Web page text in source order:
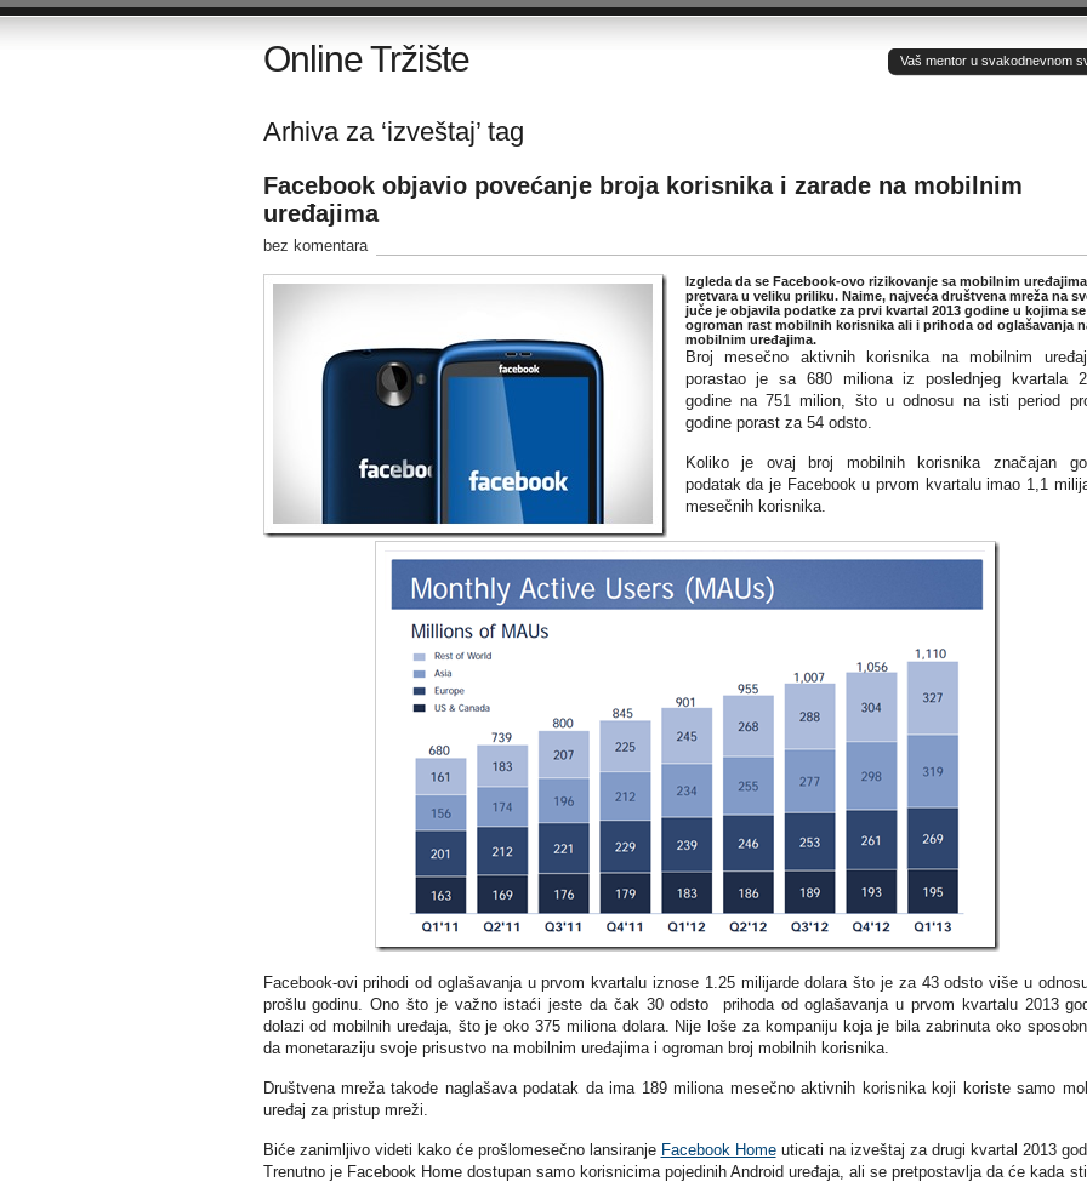
Online Tržište Vaš mentor u svakodnevnom
Arhiva za ‘izveštaj’ tag
Facebook objavio povećanje broja korisnika i zarade na mobilnim
uređajima
bez komentara
Izgleda da se Facebook-ovo rizikovanje sa mobilnim uređajima
pretvara u veliku priliku. Naime, najveća društvena mreža na
juče je objavila podatke za prvi kvartal 2013 godine u kojima
ogroman rast mobilnih korisnika ali i prihoda od oglašavanja
mobilnim uređajima.
Broj mesečno aktivnih korisnika na mobilnim
porastao je sa 680 miliona iz poslednjeg kvartala
godine na 751 milion, što u odnosu na isti period
godine porast za 54 odsto.
Koliko je ovaj broj mobilnih korisnika značajan
podatak da je Facebook u prvom kvartalu imao 1,1
mesečnih korisnika.
Facebook-ovi prihodi od oglašavanja u prvom kvartalu iznose 1.25 milijarde dolara što je za 43 odsto više u
prošlu godinu. Ono što je važno istaći jeste da čak 30 odsto prihoda od oglašavanja u prvom kvartalu 2013
dolazi od mobilnih uređaja, što je oko 375 miliona dolara. Nije loše za kompaniju koja je bila zabrinuta oko
da monetaraziju svoje prisustvo na mobilnim uređajima i ogroman broj mobilnih korisnika.
Društvena mreža takođe naglašava podatak da ima 189 miliona mesečno aktivnih korisnika koji koriste samo
uređaj za pristup mreži.
Biće zanimljivo videti kako će prošlomesečno lansiranje Facebook Homeuticati na izveštaj za drugi kvartal 2013
Trenutno je Facebook Home dostupan samo korisnicima pojedinih Android uređaja, ali se pretpostavlja da će kada